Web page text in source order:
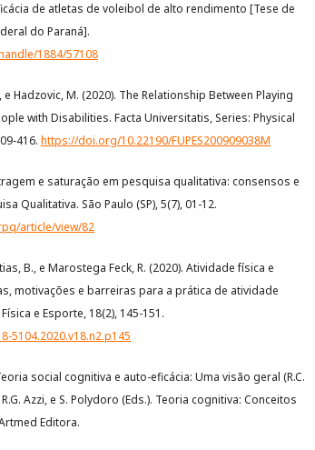
de atletas de voleibol de alto rendimento [Tese de
do Paraná].
1884/57108
e Hadzovic, M. (2020). The Relationship Between Playing
with Disabilities. Facta Universitatis, Series: Physical
416. https://doi.org/10.22190/FUPES200909038M
e saturação em pesquisa qualitativa: consensos e
Qualitativa. São Paulo (SP), 5(7), 01-12.
article/view/82
B., e Marostega Feck, R. (2020). Atividade física e
motivações e barreiras para a prática de atividade
e Esporte, 18(2), 145-151.
5104.2020.v18.n2.p145
social cognitiva e auto-eficácia: Uma visão geral (R.C.
Azzi, e S. Polydoro (Eds.). Teoria cognitiva: Conceitos
Editora.